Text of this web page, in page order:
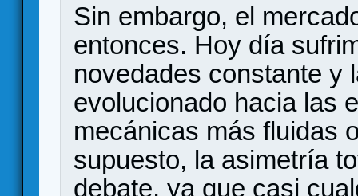
Sin embargo, el
entonces. Hoy día
novedades constante y
evolucionado hacia las
mecánicas más fluidas
supuesto, la asimetría
debate, ya que casi